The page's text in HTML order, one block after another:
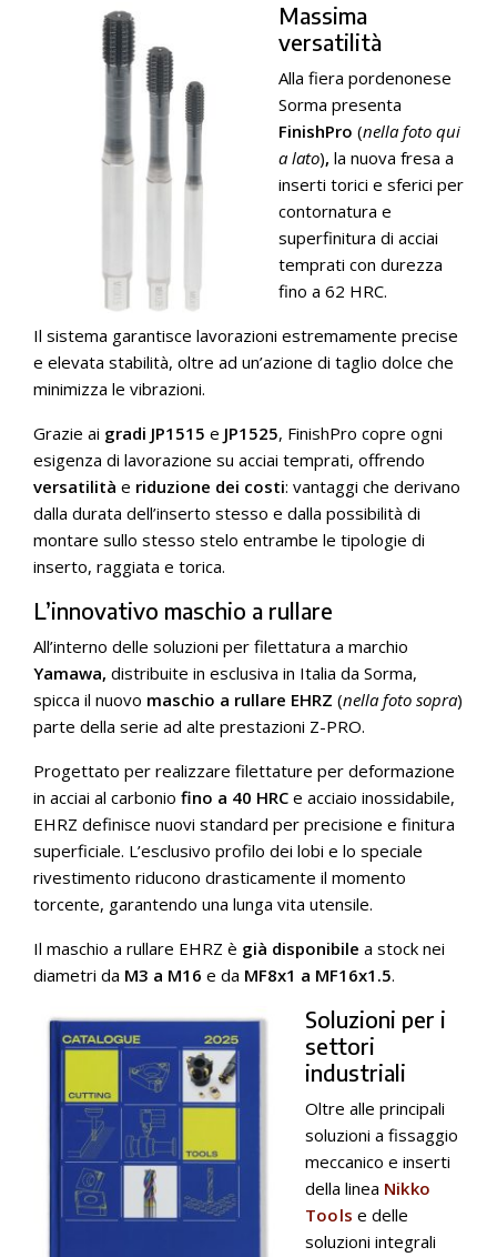
Massima
versatilità
Alla fiera pordenonese
Sorma presenta
FinishPro (nella foto qui
a lato), la nuova fresa a
inserti torici e sferici per
contornatura e
superfinitura di acciai
temprati con durezza
fino a 62 HRC.
Il sistema garantisce lavorazioni estremamente precise
e elevata stabilità, oltre ad un’azione di taglio dolce che
minimizza le vibrazioni.
Grazie ai gradi JP1515 e JP1525, FinishPro copre ogni
esigenza di lavorazione su acciai temprati, offrendo
versatilità e riduzione dei costi: vantaggi che derivano
dalla durata dell’inserto stesso e dalla possibilità di
montare sullo stesso stelo entrambe le tipologie di
inserto, raggiata e torica.
L’innovativo maschio a rullare
All’interno delle soluzioni per filettatura a marchio
Yamawa, distribuite in esclusiva in Italia da Sorma,
spicca il nuovo maschio a rullare EHRZ (nella foto sopra)
parte della serie ad alte prestazioni Z-PRO.
Progettato per realizzare filettature per deformazione
in acciai al carbonio fino a 40 HRC e acciaio inossidabile,
EHRZ definisce nuovi standard per precisione e finitura
superficiale. L’esclusivo profilo dei lobi e lo speciale
rivestimento riducono drasticamente il momento
torcente, garantendo una lunga vita utensile.
Il maschio a rullare EHRZ è già disponibile a stock nei
diametri da M3 a M16 e da MF8x1 a MF16x1.5.
Soluzioni per i
settori
industriali
Oltre alle principali
soluzioni a fissaggio
meccanico e inserti
della linea Nikko
Tools e delle
soluzioni integrali